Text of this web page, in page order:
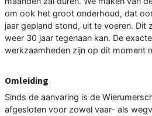
om ook het groot onderhoud, dat
jaar gepland stond, uit te voeren. Dit
weer 30 jaar tegenaan kan. De
werkzaamheden zijn op dit moment
Omleiding
Sinds de aanvaring is de
afgesloten voor zowel vaar- als